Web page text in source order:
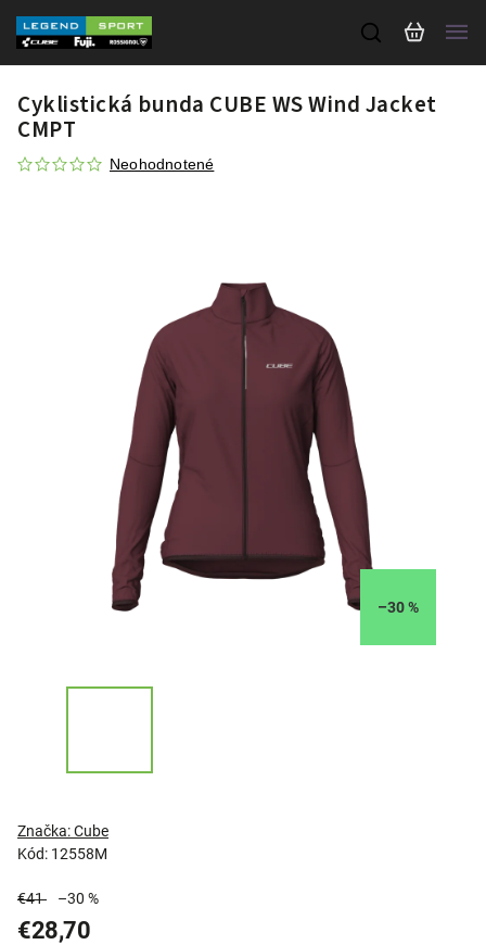
Cyklistická bunda CUBE WS Wind Jacket
CMPT
Neohodnotené
–30 %
Kód: 12558M
Značka:Cube
€41 –30 %
€28,70